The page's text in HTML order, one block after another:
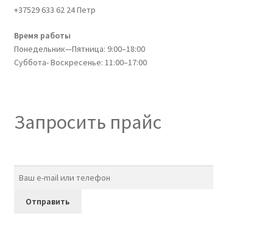
+37529 633 62 24 Петр
Время работы
Понедельник—Пятница: 9:00–18:00
Суббота- Воскресенье: 11:00–17:00
Запросить прайс